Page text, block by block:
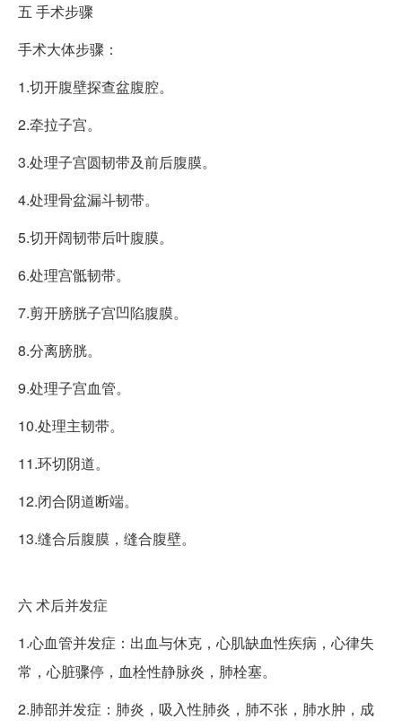
五 手术步骤
手术大体步骤：
1.切开腹壁探查盆腹腔。
2.牵拉子宫。
3.处理子宫圆韧带及前后腹膜。
4.处理骨盆漏斗韧带。
5.切开阔韧带后叶腹膜。
6.处理宫骶韧带。
7.剪开膀胱子宫凹陷腹膜。
8.分离膀胱。
9.处理子宫血管。
10.处理主韧带。
11.环切阴道。
12.闭合阴道断端。
13.缝合后腹膜，缝合腹壁。
六术后并发症
1.心血管并发症：出血与休克，心肌缺血性疾病，心律失
常，心脏骤停，血栓性静脉炎，肺栓塞。
2.肺部并发症：肺炎，吸入性肺炎，肺不张，肺水肿，成